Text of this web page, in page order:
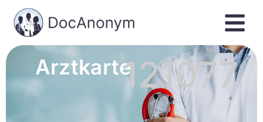
Arztkarte121077